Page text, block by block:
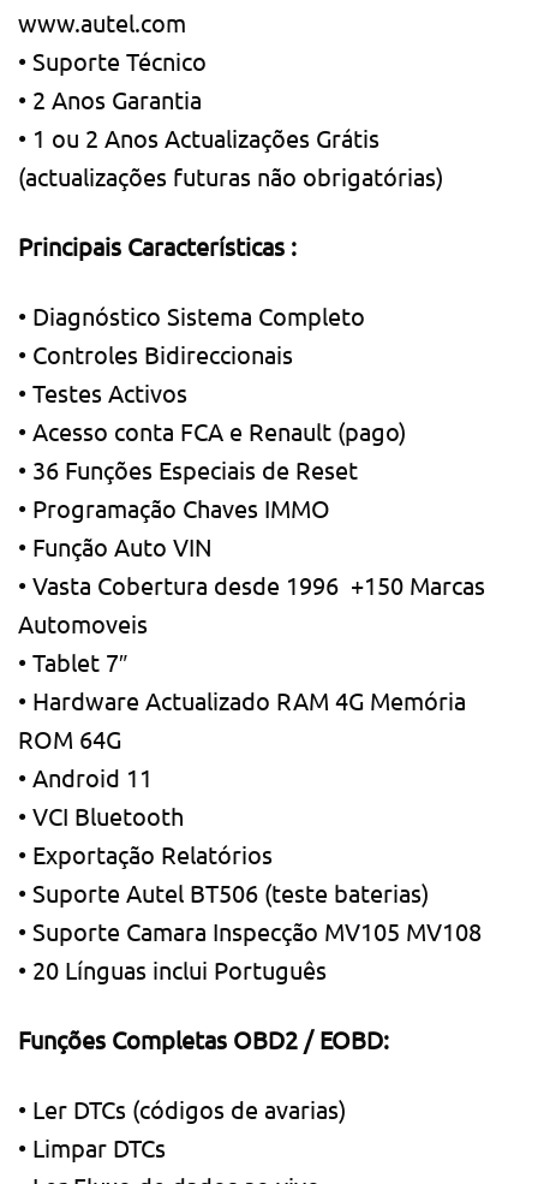
www.autel.com
• Suporte Técnico
• 2 Anos Garantia
• 1 ou 2 Anos Actualizações Grátis
(actualizações futuras não obrigatórias)
Principais Características :
• Diagnóstico Sistema Completo
• Controles Bidireccionais
• Testes Activos
• Acesso conta FCA e Renault (pago)
• 36 Funções Especiais de Reset
• Programação Chaves IMMO
• Função Auto VIN
• Vasta Cobertura desde 1996 +150 Marcas
Automoveis
• Tablet 7″
• Hardware Actualizado RAM 4G Memória
ROM 64G
• Android 11
• VCI Bluetooth
• Exportação Relatórios
• Suporte Autel BT506 (teste baterias)
• Suporte Camara Inspecção MV105 MV108
• 20 Línguas inclui Português
Funções Completas OBD2 / EOBD:
• Ler DTCs (códigos de avarias)
• Limpar DTCs